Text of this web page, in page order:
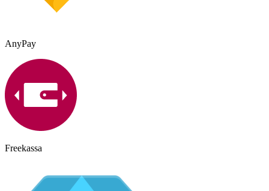
AnyPay
Freekassa